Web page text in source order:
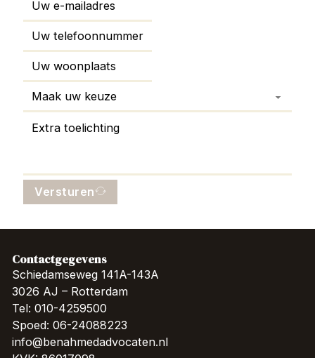
Versturen
Contactgegevens
Schiedamseweg 141A-143A
3026 AJ – Rotterdam
Tel: 010-4259500
Spoed: 06-24088223
info@benahmedadvocaten.nl